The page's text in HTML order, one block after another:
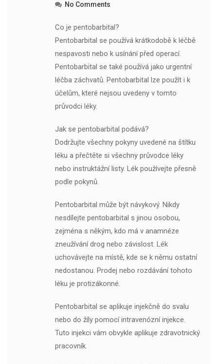
No Comments
Co je pentobarbital?
Pentobarbital se používá krátkodobě k léčbě
nespavosti nebo k usínání před operací.
Pentobarbital se také používá jako urgentní
léčba záchvatů. Pentobarbital lze použít i k
účelům, které nejsou uvedeny v tomto
průvodci léky.
Jak se pentobarbital podává?
Dodržujte všechny pokyny uvedené na štítku
léku a přečtěte si všechny průvodce léky
nebo instruktážní listy. Lék používejte přesně
podle pokynů.
Pentobarbital může být návykový. Nikdy
nesdílejte pentobarbital s jinou osobou,
zejména s někým, kdo má v anamnéze
zneužívání drog nebo závislost. Lék
uchovávejte na místě, kde se k němu ostatní
nedostanou. Prodej nebo rozdávání tohoto
léku je protizákonné.
Pentobarbital se aplikuje injekčně do svalu
nebo do žíly pomocí intravenózní injekce.
Tuto injekci vám obvykle aplikuje zdravotnický
pracovník.